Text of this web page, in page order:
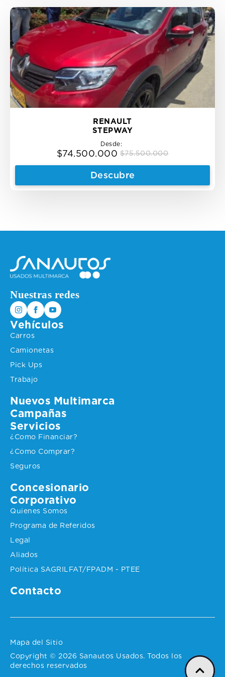
RENAULT
STEPWAY
Desde:
$75.500.000
Original
price
$75.500.000.
$74.500.000
Current
price
$74.500.000.
Descubre
Nuestras redes
Vehículos
Carros
Camionetas
Pick Ups
Trabajo
Nuevos Multimarca
Campañas
Servicios
¿Como Financiar?
¿Como Comprar?
Seguros
Concesionario
Corporativo
Quienes Somos
Programa de Referidos
Legal
Aliados
Política SAGRILFAT/FPADM - PTEE
Contacto
Mapa del Sitio
Copyright © 2026 Sanautos Usados. Todos los
derechos reservados